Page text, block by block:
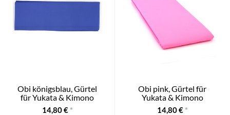
Obi königsblau, Gürtel
für Yukata & Kimono
14,80 € *
Obi pink, Gürtel für
Yukata & Kimono
14,80 € *